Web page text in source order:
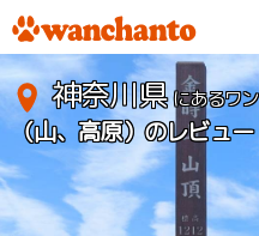
神奈川県にあるワ
（山、高原）のレビュー